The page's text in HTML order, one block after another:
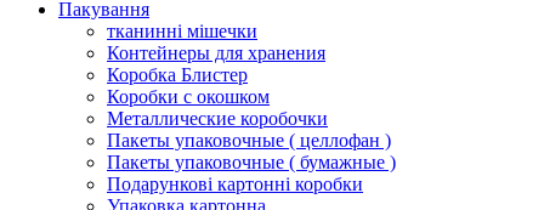
Пакування
тканинні мішечки
Контейнеры для хранения
Коробка Блистер
Коробки с окошком
Металлические коробочки
Пакеты упаковочные ( целлофан )
Пакеты упаковочные ( бумажные )
Подарункові картонні коробки
Упаковка картонна